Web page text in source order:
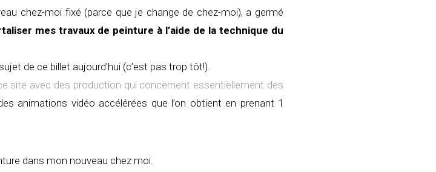
chez-moi fixé (parce que je change de chez-moi), a germé
mes travaux de peinture à l’aide de la technique du
de ce billet aujourd’hui (c’est pas trop tôt!).
site avec des production qui concernent essentiellement des
animations vidéo accélérées que l’on obtient en prenant 1
dans mon nouveau chez moi.